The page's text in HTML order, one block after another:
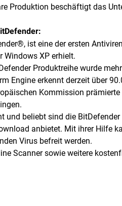
Produktion beschäftigt das
ist eine der ersten
Windows XP erhielt.
Produktreihe wurde
Engine erkennt derzeit über
Kommission
und beliebt sind die
anbietet. Mit ihrer Hilfe
Virus befreit werden.
Scanner sowie weitere